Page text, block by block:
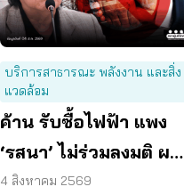
บริการสาธารณะ พลังงาน และสิ่ง
แวดล้อม
ค้าน รับซื้อไฟฟ้า แพง
‘รสนา’ ไม่ร่วมลงมติ ผลัก
ผู้บริโภค “แบก”
4 สิงหาคม 2569